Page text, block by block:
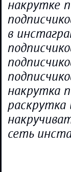
накрутке
в
накрутка
раскрутка
сеть